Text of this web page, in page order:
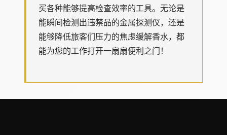
买各种能够提高检查效率的工具。无论是
能瞬间检测出违禁品的金属探测仪，还是
能够降低旅客们压力的焦虑缓解香水，都
能为您的工作打开一扇扇便利之门！